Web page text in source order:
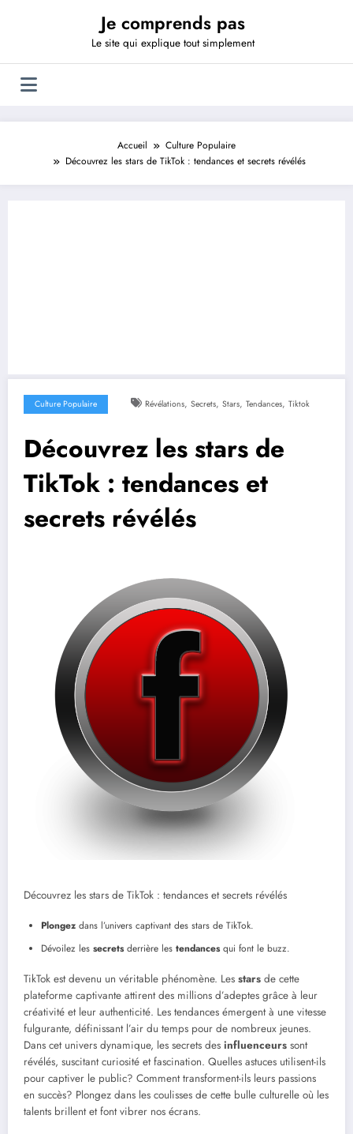
Je comprends pas
Le site qui explique tout simplement
Accueil
Culture Populaire
Découvrez les stars de TikTok : tendances et secrets révélés
Culture Populaire Révélations, Secrets, Stars, Tendances, Tiktok
Découvrez les stars de
TikTok : tendances et
secrets révélés
Découvrez les stars de TikTok : tendances et secrets révélés
Plongez dans l’univers captivant des stars de TikTok.
Dévoilez les secretsderrière les tendancesqui font le buzz.
TikTok est devenu un véritable phénomène. Les stars de cette
plateforme captivante attirent des millions d’adeptes grâce à leur
créativité et leur authenticité. Les tendances émergent à une vitesse
fulgurante, définissant l’air du temps pour de nombreux jeunes.
Dans cet univers dynamique, les secrets des influenceurs sont
révélés, suscitant curiosité et fascination. Quelles astuces utilisent-ils
pour captiver le public? Comment transforment-ils leurs passions
en succès? Plongez dans les coulisses de cette bulle culturelle où les
talents brillent et font vibrer nos écrans.